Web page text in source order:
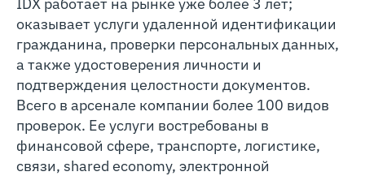
оказывает услуги удаленной идентификации
гражданина, проверки персональных данных,
а также удостоверения личности и
подтверждения целостности документов.
Всего в арсенале компании более 100 видов
проверок. Ее услуги востребованы в
финансовой сфере, транспорте, логистике,
связи, shared economy, электронной